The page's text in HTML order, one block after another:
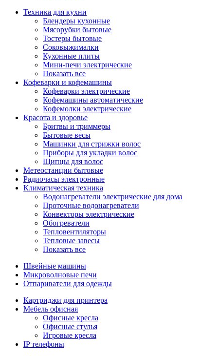
Техника для кухни
Блендеры кухонные
Мясорубки бытовые
Тостеры бытовые
Соковыжималки
Кухонные плиты
Мини-печи электрические
Показать все
Кофеварки и кофемашины
Кофеварки электрические
Кофемашины автоматические
Кофемолки электрические
Красота и здоровье
Бритвы и триммеры
Бытовые весы
Машинки для стрижки волос
Приборы для укладки волос
Щипцы для волос
Метеостанции бытовые
Радиочасы электронные
Климатическая техника
Водонагреватели электрические для дома
Проточные водонагреватели
Конвекторы электрические
Обогреватели
Тепловентиляторы
Тепловые завесы
Показать все
Швейные машины
Микроволновые печи
Отпариватели для одежды
Картриджи для принтера
Мебель офисная
Офисные кресла
Офисные стулья
Игровые кресла
IP телефоны